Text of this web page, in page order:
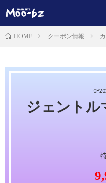
HOME クーポン情報
ジェントル